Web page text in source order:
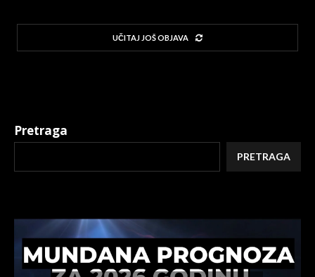
UČITAJ JOŠ OBJAVA
Pretraga
PRETRAGA